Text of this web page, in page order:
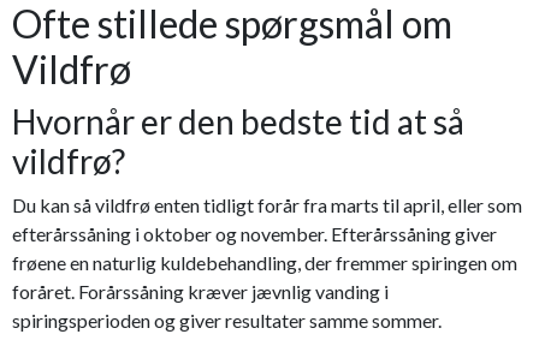
Ofte stillede spørgsmål om
Vildfrø
Hvornår er den bedste tid at så
vildfrø?
Du kan så vildfrø enten tidligt forår fra marts til april, eller som
efterårssåning i oktober og november. Efterårssåning giver
frøene en naturlig kuldebehandling, der fremmer spiringen om
foråret. Forårssåning kræver jævnlig vanding i
spiringsperioden og giver resultater samme sommer.